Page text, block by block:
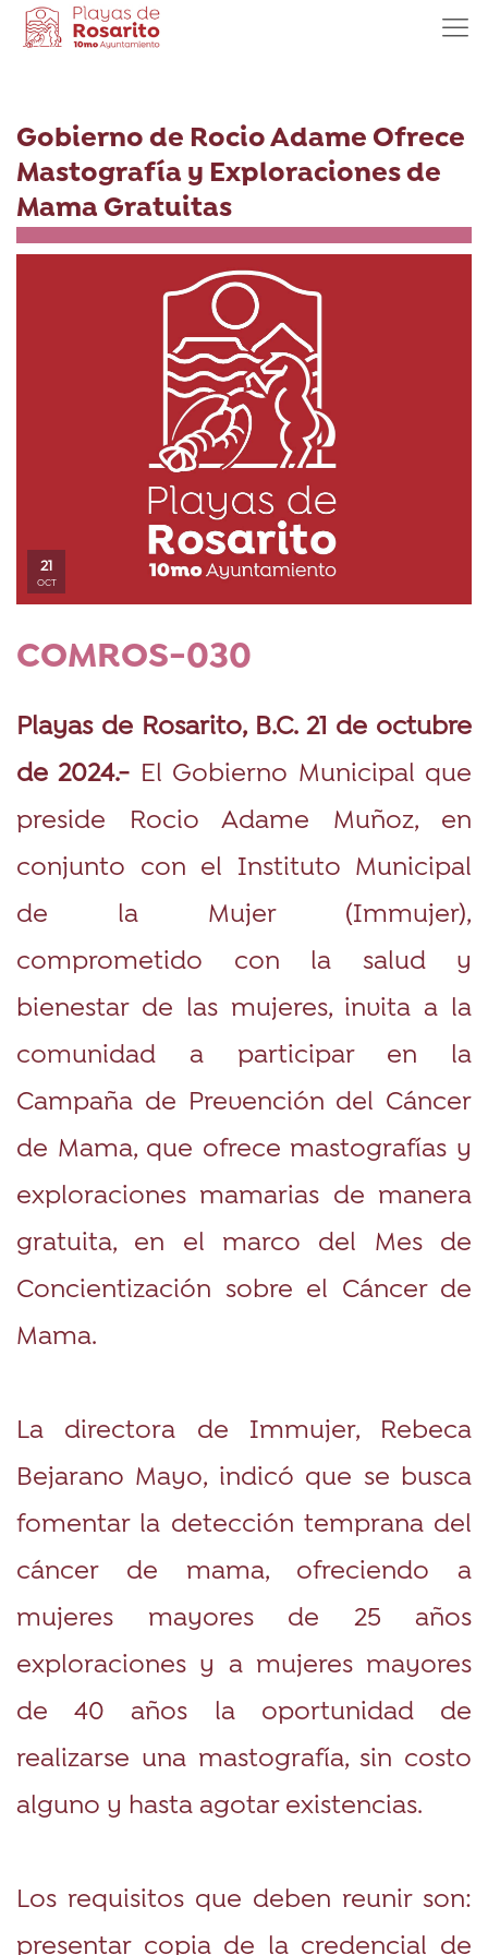
Gobierno de Rocio Adame Ofrece
Mastografía y Exploraciones de
Mama Gratuitas
21
OCT
COMROS-030
Playas de Rosarito, B.C. 21 de octubre
de 2024.- El Gobierno Municipal que
preside Rocio Adame Muñoz, en
conjunto con el Instituto Municipal
de la Mujer (Immujer),
comprometido con la salud y
bienestar de las mujeres, invita a la
comunidad a participar en la
Campaña de Prevención del Cáncer
de Mama, que ofrece mastografías y
exploraciones mamarias de manera
gratuita, en el marco del Mes de
Concientización sobre el Cáncer de
Mama.
La directora de Immujer, Rebeca
Bejarano Mayo, indicó que se busca
fomentar la detección temprana del
cáncer de mama, ofreciendo a
mujeres mayores de 25 años
exploraciones y a mujeres mayores
de 40 años la oportunidad de
realizarse una mastografía, sin costo
alguno y hasta agotar existencias.
Los requisitos que deben reunir son:
presentar copia de la credencial de